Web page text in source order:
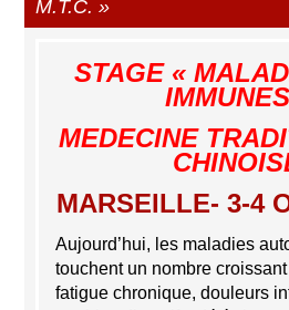
M.T.C. »
STAGE «
MEDECINE
MARSEILLE- 3-4
Aujourd’hui, les maladies
touchent un nombre
fatigue chronique, douleurs